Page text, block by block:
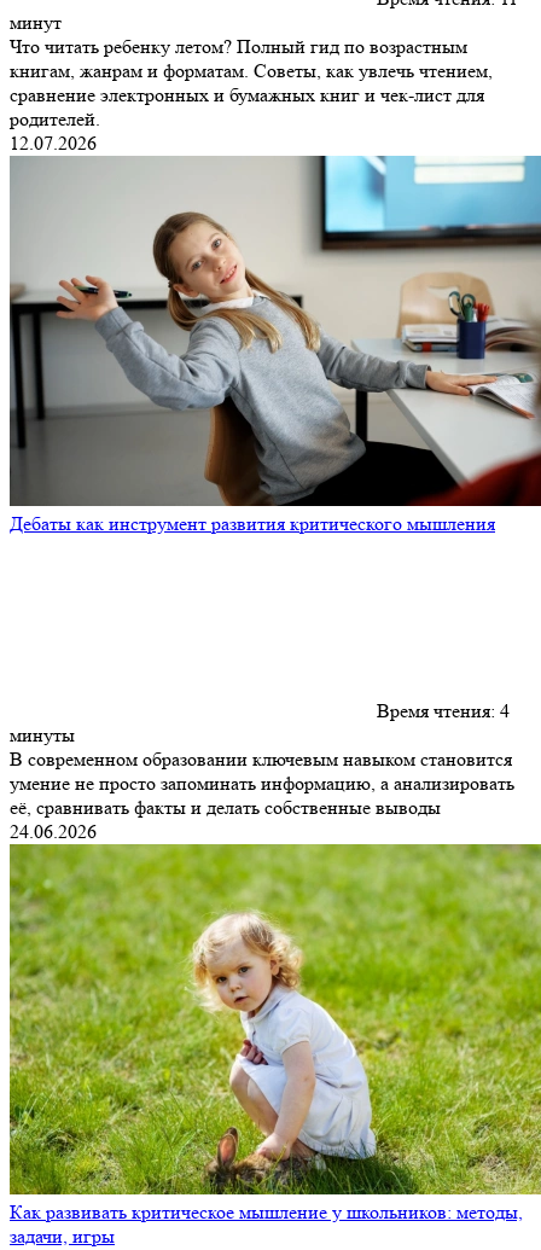
минут
Что читать ребенку летом? Полный гид по возрастным
книгам, жанрам и форматам. Советы, как увлечь чтением,
сравнение электронных и бумажных книг и чек-лист для
родителей.
12.07.2026
Дебаты как инструмент развития критического мышления
Время чтения: 4
минуты
В современном образовании ключевым навыком становится
умение не просто запоминать информацию, а анализировать
её, сравнивать факты и делать собственные выводы
24.06.2026
Как развивать критическое мышление у школьников: методы,
задачи, игры